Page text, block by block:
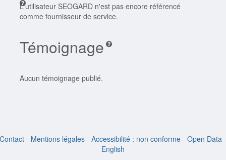
L'utilisateur SEOGARD n'est pas encore référencé
comme fournisseur de service.
Témoignage
Aucun témoignage publié.
Contact - Mentions légales - Accessibilité : non conforme - Open Data -
English